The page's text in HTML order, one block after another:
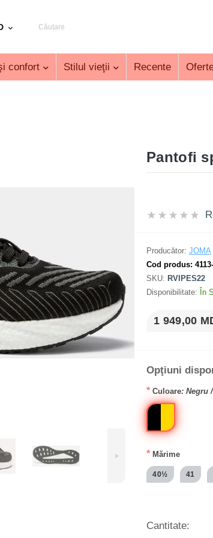
confort Stilul vieţii Recente
>
Pantofi
Producător: JOMA
Cod produs:
SKU: RVIPES22
Disponibilitate: În
1 949,00
Opţiuni
* Culoare: Negru
* Mărime
40½ 41
Cantitate: